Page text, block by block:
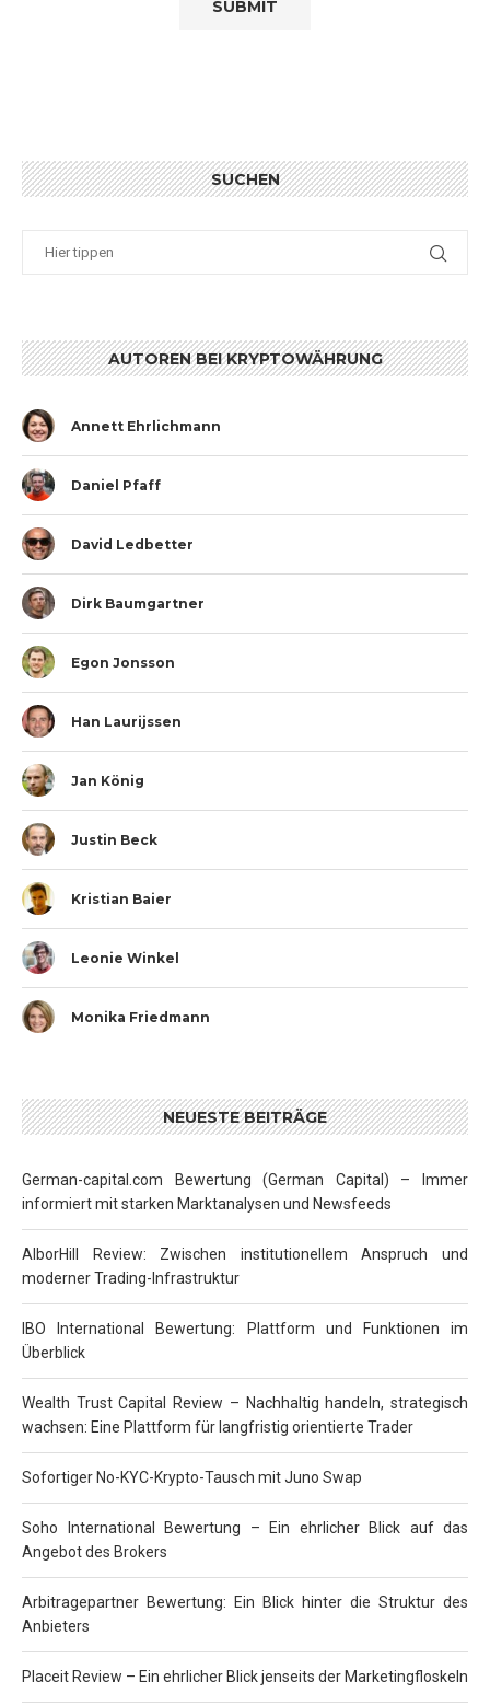
SUCHEN
AUTOREN BEI KRYPTOWÄHRUNG
Annett Ehrlichmann
Daniel Pfaff
David Ledbetter
Dirk Baumgartner
Egon Jonsson
Han Laurijssen
Jan König
Justin Beck
Kristian Baier
Leonie Winkel
Monika Friedmann
NEUESTE BEITRÄGE
German-capital.com Bewertung (German Capital) – Immer
informiert mit starken Marktanalysen und Newsfeeds
AlborHill Review: Zwischen institutionellem Anspruch und
moderner Trading-Infrastruktur
IBO International Bewertung: Plattform und Funktionen im
Überblick
Wealth Trust Capital Review – Nachhaltig handeln, strategisch
wachsen: Eine Plattform für langfristig orientierte Trader
Sofortiger No-KYC-Krypto-Tausch mit Juno Swap
Soho International Bewertung – Ein ehrlicher Blick auf das
Angebot des Brokers
Arbitragepartner Bewertung: Ein Blick hinter die Struktur des
Anbieters
Placeit Review – Ein ehrlicher Blick jenseits der Marketingfloskeln